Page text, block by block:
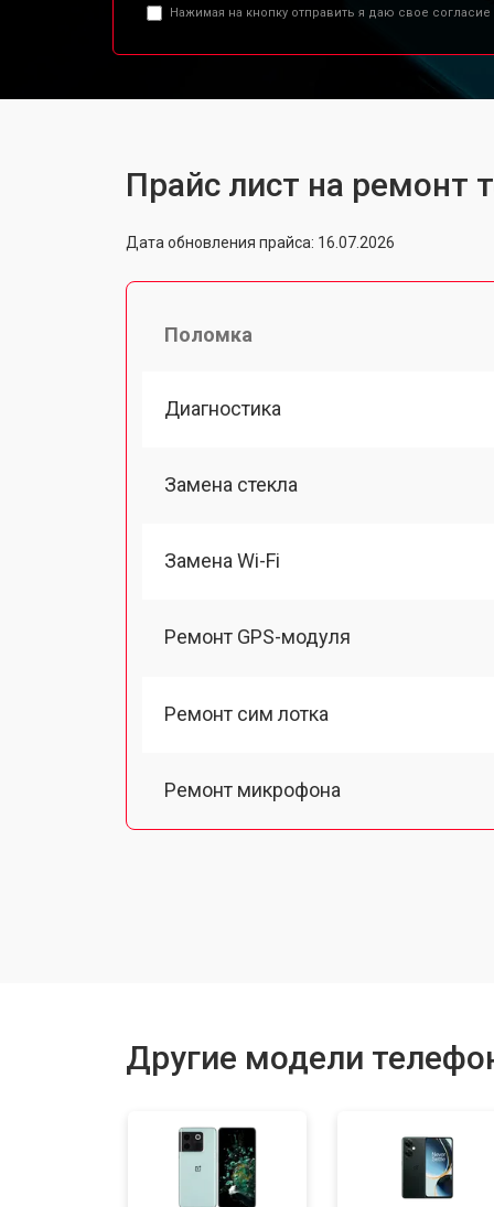
Нажимая на кнопку отправить я даю свое согласие
Прайс лист на ремонт
Дата обновления прайса: 16.07.2026
Поломка
Диагностика
Замена стекла
Замена Wi-Fi
Ремонт GPS-модуля
Ремонт сим лотка
Ремонт микрофона
Замена дисплея (экрана)
Другие модели